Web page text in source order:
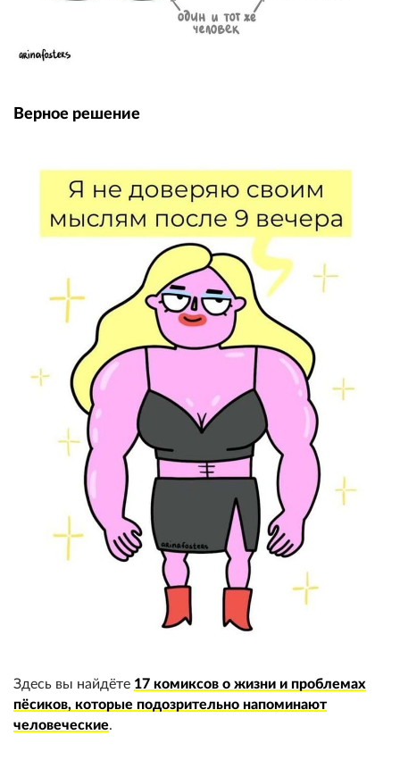
Верное решение
Здесь вы найдёте 17 комиксов о жизни и проблемах
пёсиков, которые подозрительно напоминают
человеческие.